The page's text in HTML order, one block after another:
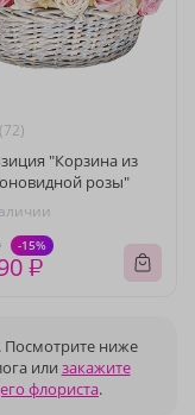
(72)
"Корзина из
розы"
-15%
₽
Посмотрите ниже
или закажите
флориста.